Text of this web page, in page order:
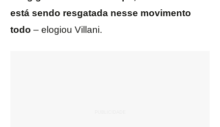
está sendo resgatada nesse movimento
todo – elogiou Villani.